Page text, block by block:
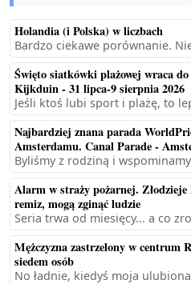
Holandia (i Polska) w liczbach
Bardzo ciekawe porównanie.
Święto siatkówki plażowej wraca
Kijkduin - 31 lipca-9 sierpnia 2026
Jeśli ktoś lubi sport i plażę, to
Najbardziej znana parada
Amsterdamu. Canal Parade -
Byliśmy z rodziną i
Alarm w straży pożarnej.
remiz, mogą zginąć ludzie
Seria trwa od miesięcy... a co
Mężczyzna zastrzelony w centrum
siedem osób
No ładnie, kiedyś moja